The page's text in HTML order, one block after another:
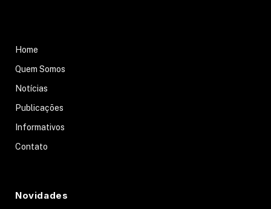
Home
Quem Somos
Notícias
Publicações
Informativos
Contato
Novidades